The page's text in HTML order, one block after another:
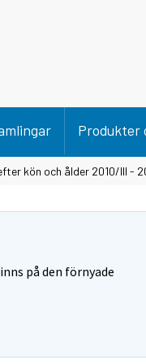
Produkter
kön och ålder 2010/III -
på den förnyade